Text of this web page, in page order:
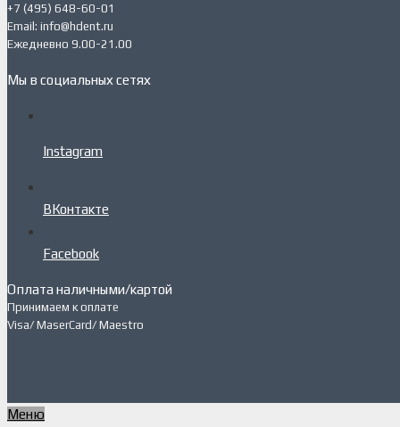
+7 (495) 648-60-01
Email: info@hdent.ru
Ежедневно 9.00-21.00
Мы в социальных сетях
Instagram
ВКонтакте
Facebook
Оплата наличными/картой
Принимаем к оплате
Visa/ MaserCard/ Maestro
Меню